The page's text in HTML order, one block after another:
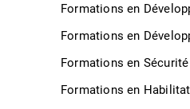
Formations en
Formations en
Formations en
Formations en
membres du CSE
S’approprier les
des risques